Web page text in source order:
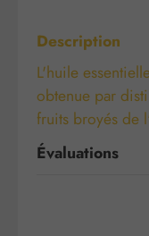
Description
L'huile
obtenue par
fruits broyés de
Évaluations